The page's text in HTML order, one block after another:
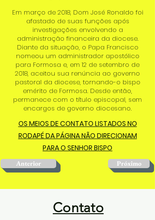
Em março de 2018, Dom José Ronaldo foi
afastado de suas funções após
investigações envolvendo a
administração financeira da diocese.
Diante da situação, o Papa Francisco
nomeou um administrador apostólico
para Formosa e, em 12 de setembro de
2018, aceitou sua renúncia ao governo
pastoral da diocese, tornando-o bispo
emérito de Formosa. Desde então,
permanece com o título episcopal, sem
encargos de governo diocesano.
OS MEIOS DE CONTATO LISTADOS NO
RODAPÉ DA PÁGINA NÃO DIRECIONAM
PARA O SENHOR BISPO
Anterior Próximo
Contato